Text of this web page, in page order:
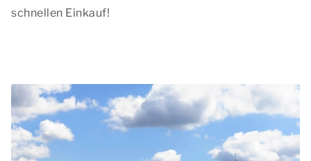
schnellen Einkauf!